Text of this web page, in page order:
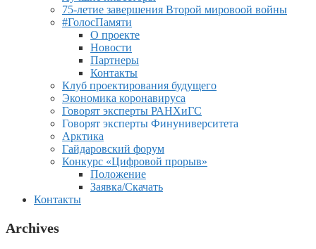
75-летие завершения Второй мировоой войны
#ГолосПамяти
О проекте
Новости
Партнеры
Контакты
Клуб проектирования будущего
Экономика коронавируса
Говорят эксперты РАНХиГС
Говорят эксперты Финуниверситета
Арктика
Гайдаровский форум
Конкурс «Цифровой прорыв»
Положение
Заявка/Скачать
Контакты
Archives